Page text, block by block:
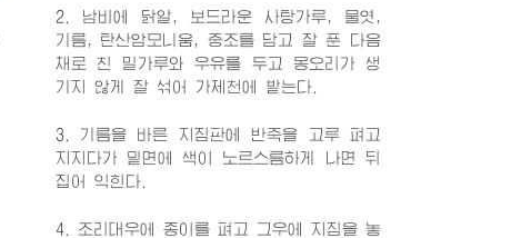
2. 남비에 닭알, 보드라운 사탕가루, 물엿,
기름, 탄산암모니움, 중조를 담고 잘 푼 다음
채로 친 밀가루와 우유를 두고 몽오리가 생
기지 않게 잘 섞어 가제천에 밭는다.
3. 기름을 바른 지짐판에 반죽을 고루 펴고
지지다가 밑면에 색이 노르스름하게 나면 뒤
집어 익힌다.
4. 조리대우에 종이를 펴고 그우에 지짐을 놓